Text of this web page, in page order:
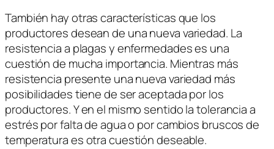
También hay otras características que los
productores desean de una nueva variedad. La
resistencia a plagas y enfermedades es una
cuestión de mucha importancia. Mientras más
resistencia presente una nueva variedad más
posibilidades tiene de ser aceptada por los
productores. Y en el mismo sentido la tolerancia a
estrés por falta de agua o por cambios bruscos de
temperatura es otra cuestión deseable.